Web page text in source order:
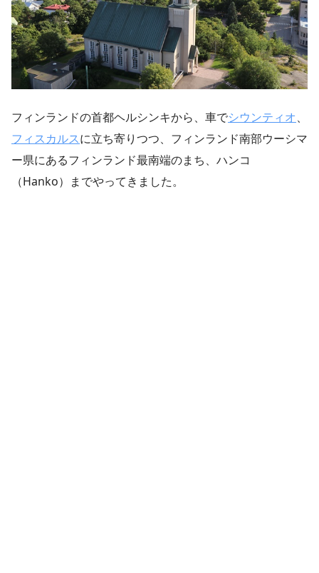
フィンランドの首都ヘルシンキから、車でシウンティオ、
フィスカルスに立ち寄りつつ、フィンランド南部ウーシマ
ー県にあるフィンランド最南端のまち、ハンコ
（Hanko）までやってきました。